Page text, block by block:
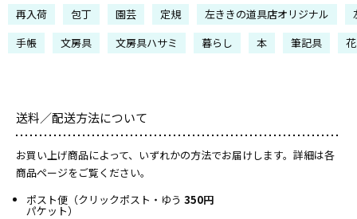
再入荷
包丁 園芸 定規 左ききの道具店オリジナル
手帳
文房具 文房具ハサミ 暮らし 本 筆記具
送料／配送方法について
お買い上げ商品によって、いずれかの方法でお届けします。詳細は各
商品ページをご覧ください。
ポスト便（クリックポスト・ゆう
パケット）
350円